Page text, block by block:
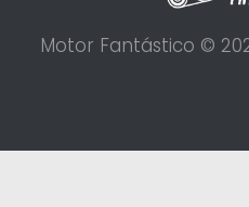
Motor Fantástico ©